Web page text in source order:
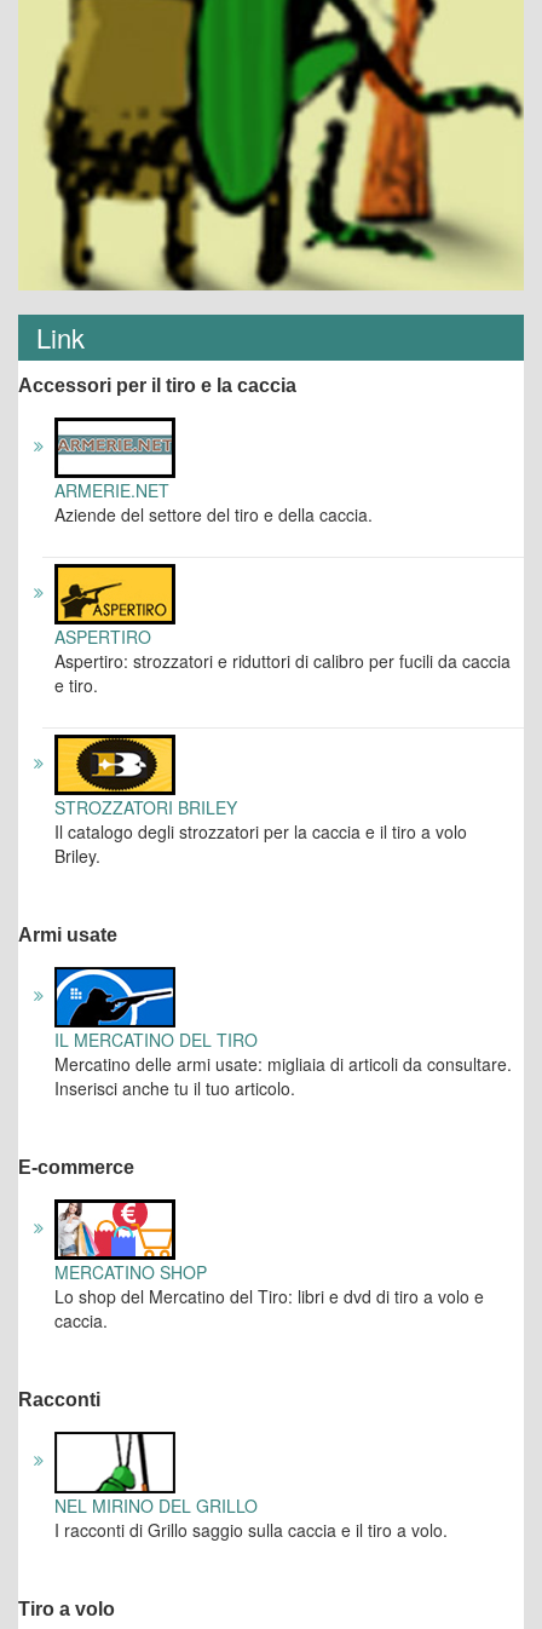
Link
Accessori per il tiro e la caccia
ARMERIE.NET
Aziende del settore del tiro e della caccia.
ASPERTIRO
Aspertiro: strozzatori e riduttori di calibro per fucili da caccia
e tiro.
STROZZATORI BRILEY
Il catalogo degli strozzatori per la caccia e il tiro a volo
Briley.
Armi usate
IL MERCATINO DEL TIRO
Mercatino delle armi usate: migliaia di articoli da consultare.
Inserisci anche tu il tuo articolo.
E-commerce
MERCATINO SHOP
Lo shop del Mercatino del Tiro: libri e dvd di tiro a volo e
caccia.
Racconti
NEL MIRINO DEL GRILLO
I racconti di Grillo saggio sulla caccia e il tiro a volo.
Tiro a volo